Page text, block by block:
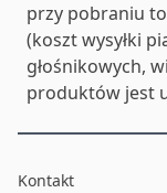
przy pobraniu to
(koszt wysyłki
głośnikowych,
produktów jest
Kontakt